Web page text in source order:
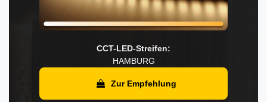
CCT-LED-Streifen:
HAMBURG
Zur Empfehlung